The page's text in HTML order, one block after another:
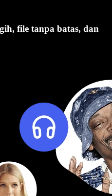
file tanpa batas, dan